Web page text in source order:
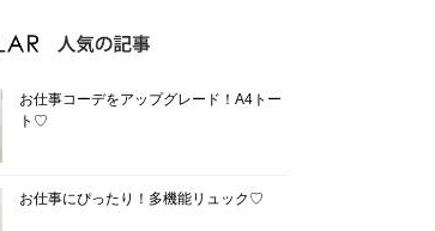
お仕事コーデをアップグレード！A4トー
ト♡
お仕事にぴったり！多機能リュック♡